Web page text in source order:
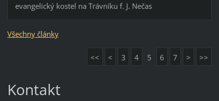
evangelický kostel na Trávníku f. J. Nečas
Všechny články
<< < 3 4 5 6 7 > >>
Kontakt